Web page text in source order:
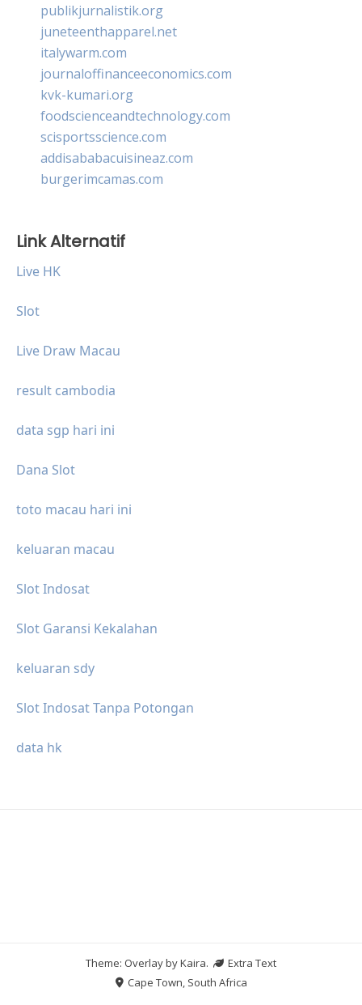
publikjurnalistik.org
juneteenthapparel.net
italywarm.com
journaloffinanceeconomics.com
kvk-kumari.org
foodscienceandtechnology.com
scisportsscience.com
addisababacuisineaz.com
burgerimcamas.com
Link Alternatif
Live HK
Slot
Live Draw Macau
result cambodia
data sgp hari ini
Dana Slot
toto macau hari ini
keluaran macau
Slot Indosat
Slot Garansi Kekalahan
keluaran sdy
Slot Indosat Tanpa Potongan
data hk
Theme: Overlay byKaira.
Extra Text
Cape Town, South Africa